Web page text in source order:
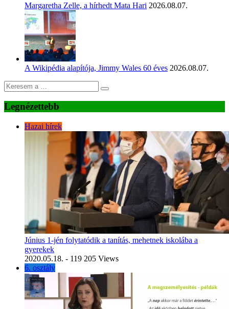
Margaretha Zelle, a hírhedt Mata Hari 2026.08.07.
A Wikipédia alapítója, Jimmy Wales 60 éves 2026.08.07.
Legnézettebb
Hazai hírek
Június 1-jén folytatódik a tanítás, mehetnek iskolába a
gyerekek
2020.05.18. - 119 205 Views
6. osztály